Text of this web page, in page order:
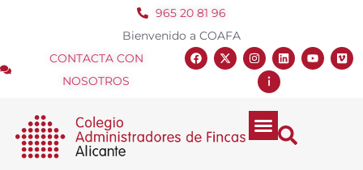
965 20 81 96
Bienvenido a COAFA
CONTACTA CON
NOSOTROS